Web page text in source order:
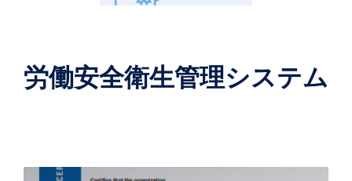
労働安全衛生管理システム